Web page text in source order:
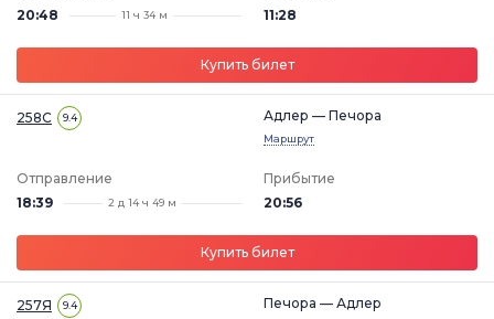
20:48
11 ч 34 м
11:28
Купить билет
258С 9.4 Адлер — Печора
Маршрут
Отправление
18:39
2 д 14 ч 49 м
Прибытие
20:56
Купить билет
257Я 9.4 Печора — Адлер